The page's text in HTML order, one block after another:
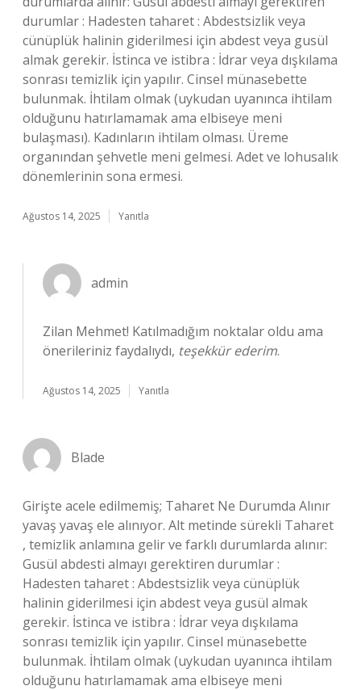
durumlar : Hadesten taharet : Abdestsizlik veya
cünüplük halinin giderilmesi için abdest veya gusül
almak gerekir. İstinca ve istibra : İdrar veya dışkılama
sonrası temizlik için yapılır. Cinsel münasebette
bulunmak. İhtilam olmak (uykudan uyanınca ihtilam
olduğunu hatırlamamak ama elbiseye meni
bulaşması). Kadınların ihtilam olması. Üreme
organından şehvetle meni gelmesi. Adet ve lohusalık
dönemlerinin sona ermesi.
Ağustos 14, 2025 Yanıtla
admin
Zilan Mehmet! Katılmadığım noktalar oldu ama
önerileriniz faydalıydı, teşekkür ederim.
Ağustos 14, 2025 Yanıtla
Blade
Girişte acele edilmemiş; Taharet Ne Durumda Alınır
yavaş yavaş ele alınıyor. Alt metinde sürekli Taharet
, temizlik anlamına gelir ve farklı durumlarda alınır:
Gusül abdesti almayı gerektiren durumlar :
Hadesten taharet : Abdestsizlik veya cünüplük
halinin giderilmesi için abdest veya gusül almak
gerekir. İstinca ve istibra : İdrar veya dışkılama
sonrası temizlik için yapılır. Cinsel münasebette
bulunmak. İhtilam olmak (uykudan uyanınca ihtilam
olduğunu hatırlamamak ama elbiseye meni